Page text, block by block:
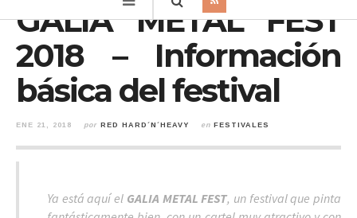
GALIA METAL FEST
2018 – Información
básica del festival
ENE 21, 2018 por RED HARD´N´HEAVY en FESTIVALES
Ya está aquí el GALIA METAL FEST, un festival que pinta